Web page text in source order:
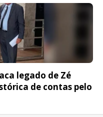
legado de Zé
de contas pelo